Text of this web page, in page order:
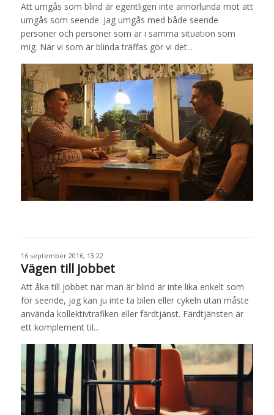
Att umgås som blind är egentligen inte annorlunda mot att
umgås som seende. Jag umgås med både seende
personer och personer som är i samma situation som
mig. När vi som är blinda träffas gör vi det...
16 september 2016, 13:22
Vägen till jobbet
Att åka till jobbet när man är blind är inte lika enkelt som
för seende, jag kan ju inte ta bilen eller cykeln utan måste
använda kollektivtrafiken eller färdtjänst. Färdtjänsten är
ett komplement til...